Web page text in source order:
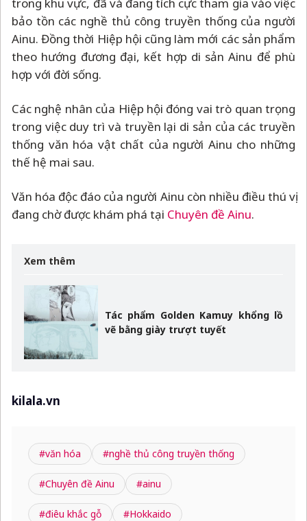
bảo tồn các nghề thủ công truyền thống của người
Ainu. Đồng thời Hiệp hội cũng làm mới các sản phẩm
theo hướng đương đại, kết hợp di sản Ainu để phù
hợp với đời sống.
Các nghệ nhân của Hiệp hội đóng vai trò quan trọng
trong việc duy trì và truyền lại di sản của các truyền
thống văn hóa vật chất của người Ainu cho những
thế hệ mai sau.
Văn hóa độc đáo của người Ainu còn nhiều điều thú vị
đang chờ được khám phá tại Chuyên đề Ainu.
Xem thêm
Tác phẩm Golden Kamuy khổng lồ
vẽ bằng giày trượt tuyết
kilala.vn
#văn hóa #nghề thủ công truyền thống
#Chuyên đề Ainu #ainu
#điêu khắc gỗ #Hokkaido